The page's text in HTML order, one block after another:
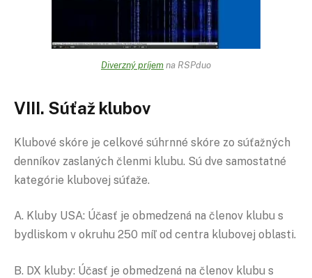
Diverzný príjemna RSPduo
VIII. Súťaž klubov
Klubové skóre je celkové súhrnné skóre zo súťažných
denníkov zaslaných členmi klubu. Sú dve samostatné
kategórie klubovej súťaže.
A. Kluby USA: Účasť je obmedzená na členov klubu s
bydliskom v okruhu 250 míľ od centra klubovej oblasti.
B. DX kluby: Účasť je obmedzená na členov klubu s